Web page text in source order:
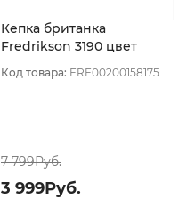
Кепка британка
Fredrikson 3190 цвет
59
Код товара: FRE00200158175
7 799Руб.
3 999Руб.